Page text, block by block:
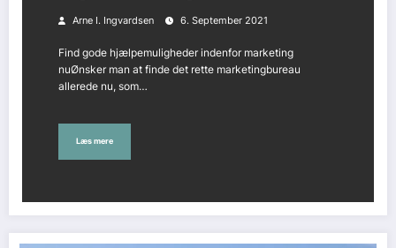
Arne I. Ingvardsen 6. September 2021
Find gode hjælpemuligheder indenfor marketing
nuØnsker man at finde det rette marketingbureau
allerede nu, som…
Læs mere